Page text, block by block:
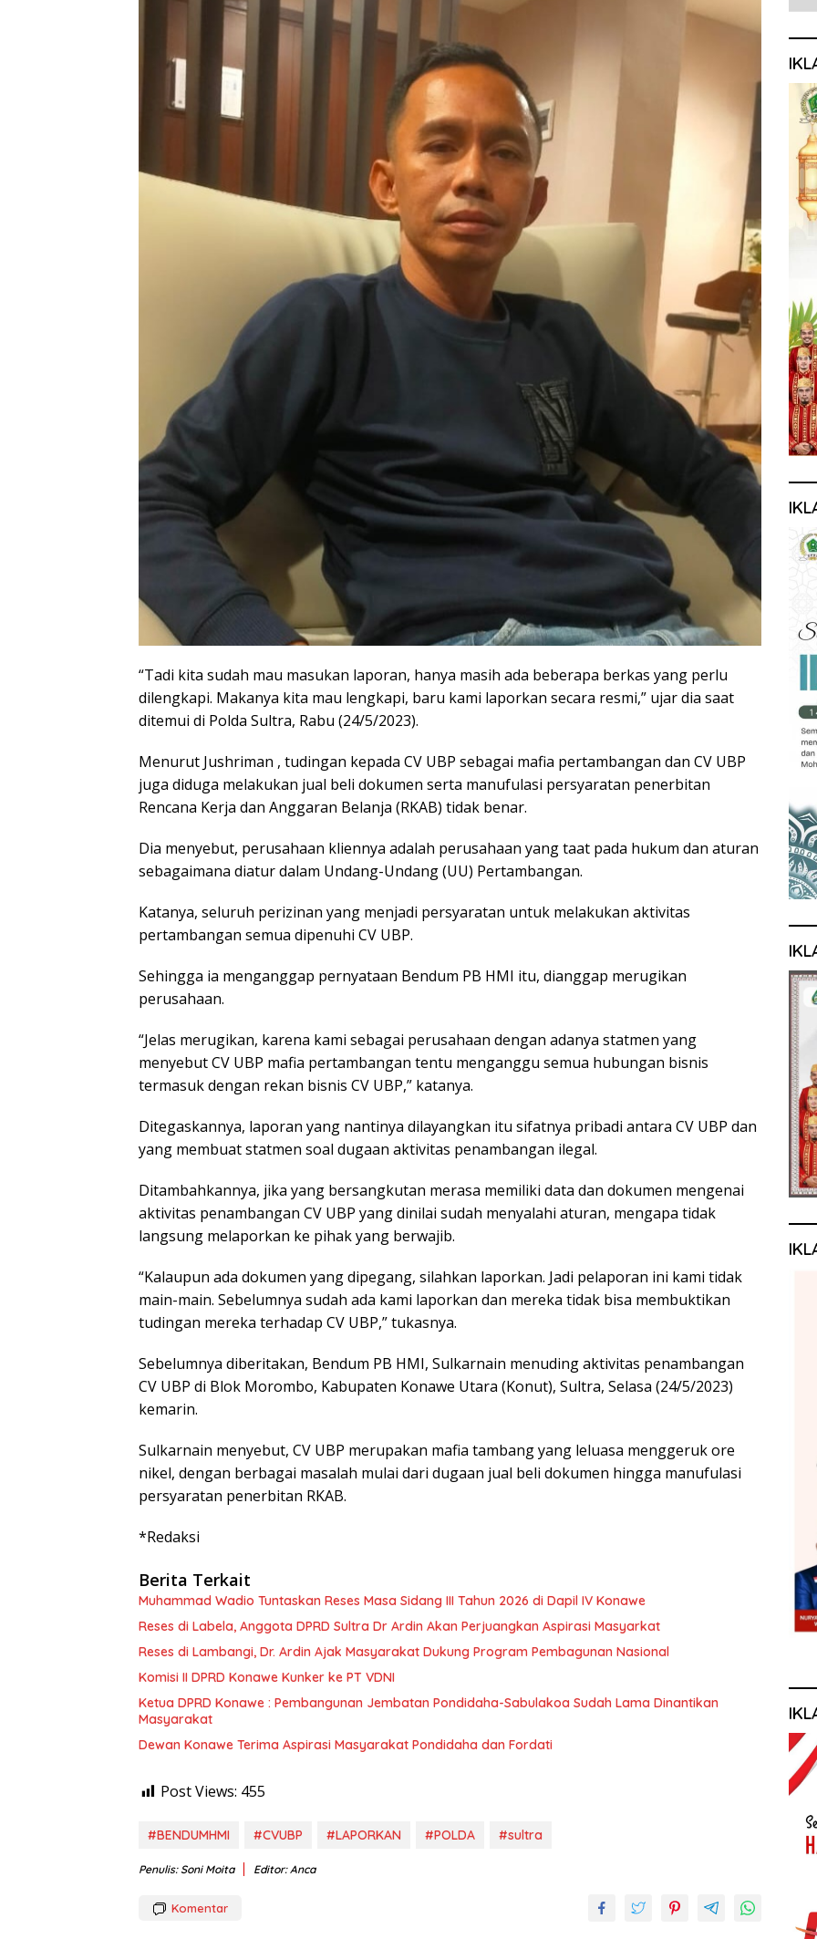
“Tadi kita sudah mau masukan laporan, hanya masih ada beberapa berkas yang perlu
dilengkapi. Makanya kita mau lengkapi, baru kami laporkan secara resmi,” ujar dia saat
ditemui di Polda Sultra, Rabu (24/5/2023).
Menurut Jushriman , tudingan kepada CV UBP sebagai mafia pertambangan dan CV UBP
juga diduga melakukan jual beli dokumen serta manufulasi persyaratan penerbitan
Rencana Kerja dan Anggaran Belanja (RKAB) tidak benar.
Dia menyebut, perusahaan kliennya adalah perusahaan yang taat pada hukum dan aturan
sebagaimana diatur dalam Undang-Undang (UU) Pertambangan.
Katanya, seluruh perizinan yang menjadi persyaratan untuk melakukan aktivitas
pertambangan semua dipenuhi CV UBP.
Sehingga ia menganggap pernyataan Bendum PB HMI itu, dianggap merugikan
perusahaan.
“Jelas merugikan, karena kami sebagai perusahaan dengan adanya statmen yang
menyebut CV UBP mafia pertambangan tentu menganggu semua hubungan bisnis
termasuk dengan rekan bisnis CV UBP,” katanya.
Ditegaskannya, laporan yang nantinya dilayangkan itu sifatnya pribadi antara CV UBP dan
yang membuat statmen soal dugaan aktivitas penambangan ilegal.
Ditambahkannya, jika yang bersangkutan merasa memiliki data dan dokumen mengenai
aktivitas penambangan CV UBP yang dinilai sudah menyalahi aturan, mengapa tidak
langsung melaporkan ke pihak yang berwajib.
“Kalaupun ada dokumen yang dipegang, silahkan laporkan. Jadi pelaporan ini kami tidak
main-main. Sebelumnya sudah ada kami laporkan dan mereka tidak bisa membuktikan
tudingan mereka terhadap CV UBP,” tukasnya.
Sebelumnya diberitakan, Bendum PB HMI, Sulkarnain menuding aktivitas penambangan
CV UBP di Blok Morombo, Kabupaten Konawe Utara (Konut), Sultra, Selasa (24/5/2023)
kemarin.
Sulkarnain menyebut, CV UBP merupakan mafia tambang yang leluasa menggeruk ore
nikel, dengan berbagai masalah mulai dari dugaan jual beli dokumen hingga manufulasi
persyaratan penerbitan RKAB.
*Redaksi
Berita Terkait
Muhammad Wadio Tuntaskan Reses Masa Sidang III Tahun 2026 di Dapil IV Konawe
Reses di Labela, Anggota DPRD Sultra Dr Ardin Akan Perjuangkan Aspirasi Masyarkat
Reses di Lambangi, Dr. Ardin Ajak Masyarakat Dukung Program Pembagunan Nasional
Komisi II DPRD Konawe Kunker ke PT VDNI
Ketua DPRD Konawe : Pembangunan Jembatan Pondidaha-Sabulakoa Sudah Lama Dinantikan
Masyarakat
Dewan Konawe Terima Aspirasi Masyarakat Pondidaha dan Fordati
Post Views: 455
#BENDUMHMI #CVUBP #LAPORKAN #POLDA #sultra
Penulis: Soni Moita Editor: Anca
Komentar